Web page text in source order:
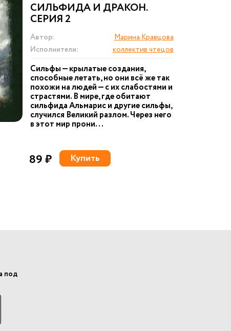
СИЛЬФИДА И ДРАКОН.
СЕРИЯ 2
Автор:
Марина Кравцова
Исполнители:
коллектив чтецов
Сильфы — крылатые создания,
способные летать, но они всё же так
похожи на людей — с их слабостями и
страстями. В мире, где обитают
сильфида Альмарис и другие сильфы,
случился Великий разлом. Через него
в этот мир прони...
89 ₽ Купить
под